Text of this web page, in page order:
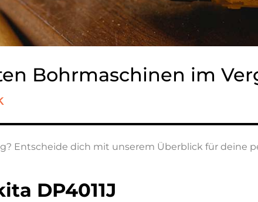
Bohrmaschinen im
Entscheide dich mit unserem Überblick für deine
DP4011J